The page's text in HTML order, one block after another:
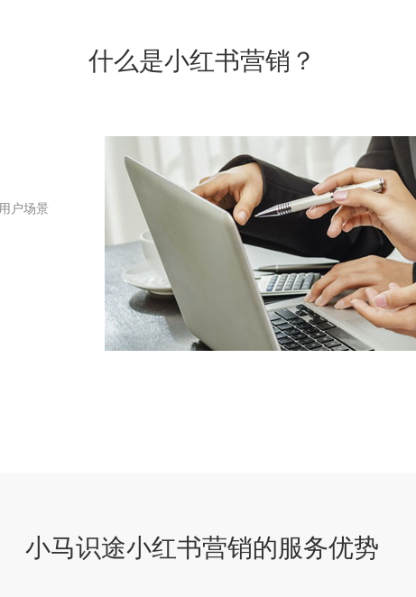
什么是小红书营销？
户场景
小马识途小红书营销的服务优势